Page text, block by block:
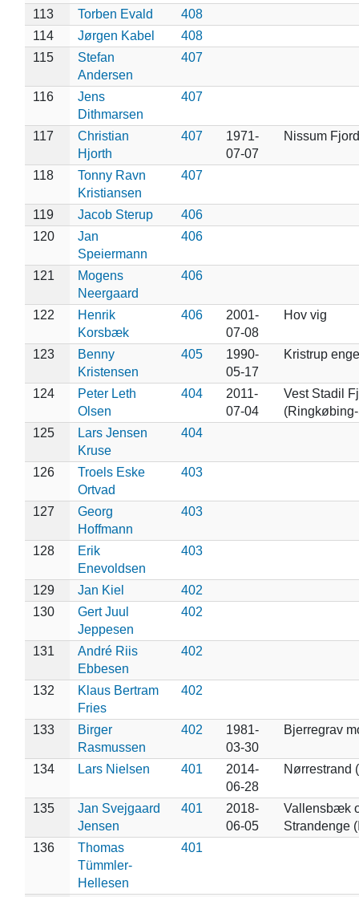
113 Torben Evald
408
114
Jørgen Kabel
408
115
Stefan
Andersen
407
116
Jens
Dithmarsen
407
117
Christian
Hjorth
407
1971-
07-07
Nissum Fjord
118
Tonny Ravn
Kristiansen
407
119 Jacob Sterup
406
120
Jan
Speiermann
406
121
Mogens
Neergaard
406
122
Henrik
Korsbæk
406
2001-
07-08
Hov vig
123
Benny
Kristensen
405
1990-
05-17
Kristrup
124
Peter Leth
Olsen
404
2011-
07-04
Vest Stadil
125
Lars Jensen
Kruse
404
126
Troels Eske
Ortvad
403
127
Georg
Hoffmann
403
128
Erik
Enevoldsen
403
129 Jan Kiel
402
130
Gert Juul
Jeppesen
402
131
André Riis
Ebbesen
402
132
Klaus Bertram
Fries
402
133
Birger
Rasmussen
402
1981-
03-30
Bjerregrav
134 Lars Nielsen 401
2014-
06-28
Nørrestrand
135
Jan Svejgaard
Jensen
401
2018-
06-05
Vallensbæk
Strandenge
136
Thomas
Tümmler-
Hellesen
401